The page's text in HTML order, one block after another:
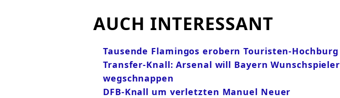
AUCH INTERESSANT
Tausende Flamingos erobern Touristen-Hochburg
Transfer-Knall: Arsenal will Bayern Wunschspieler
wegschnappen
DFB-Knall um verletzten Manuel Neuer